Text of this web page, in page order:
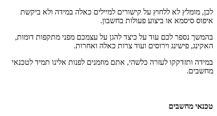
לכן, מומלץ לא ללחוץ על קישורים למיילים כאלה במידה ולא ביקשת
איפוס סיסמא או ביצוע פעולות בחשבון.
בהמשך נספר לכם עוד על כיצד להגן על עצמכם מפני מתקפות דומות,
האקינג, פישינג וירוסים ועוד צרות כאלה ואחרות.
במידה ותזדקקו לעזרה כלשהי, אתם מוזמנים לפנות אלינו תמיד לטכנאי
מחשבים.
טכנאי מחשבים